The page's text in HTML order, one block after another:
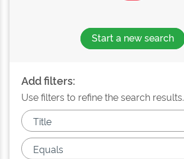
Start a new search
Add filters:
Use filters to refine the search results.